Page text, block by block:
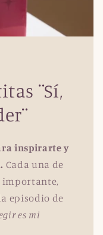
¨Sí,
inspirarte y
Cada una de
importante,
episodio de
es mi